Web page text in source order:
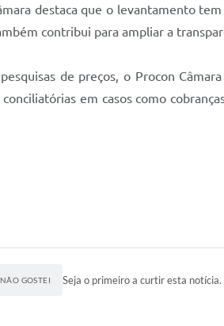
destaca que o levantamento tem
contribui para ampliar a
de preços, o Procon Câmara
conciliatórias em casos como
NÃO GOSTEI Seja o primeiro a curtir esta notícia.